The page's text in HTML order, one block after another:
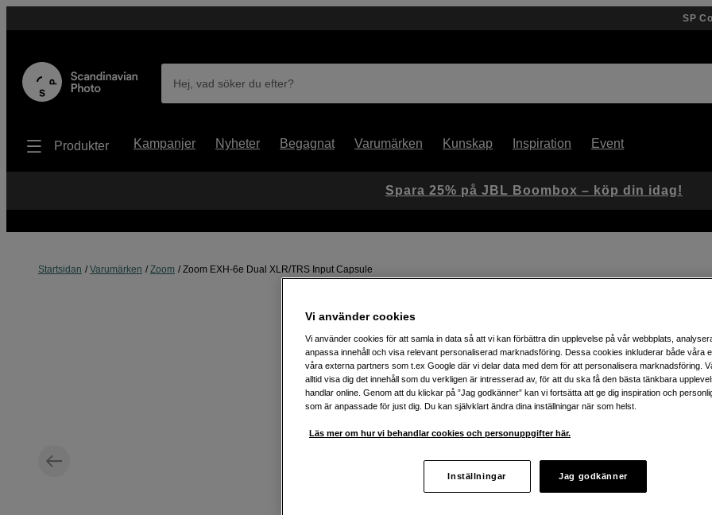
SP
Hej, vad söker du efter?
Produkter Kampanjer Nyheter Begagnat Varumärken Kunskap Inspiration Event
Startsidan Varumärken Zoom Zoom EXH-6e Dual XLR/TRS Input Capsule
Zoom EXH-6e Dual XLR/TRS Input Capsule
Utöka din Zoom H6 essential
flera ingångar
Webblager:Finns i lager
Butikslager: Visa butik
Spara 25% på JBL Boombox – köp din idag!
Vi använder cookies
Vi använder cookies för att samla in data så att vi kan förbättra din upplevelse på vår webbplats,
anpassa innehåll och visa relevant personaliserad marknadsföring. Dessa cookies inkluderar både våra
våra externa partners som t.ex Google där vi delar data med dem för att personalisera marknadsföring.
alltid visa dig det innehåll som du verkligen är intresserad av, för att du ska få den bästa tänkbara
handlar online. Genom att du klickar på ”Jag godkänner” kan vi fortsätta att ge dig inspiration och
som är anpassade för just dig. Du kan självklart ändra dina inställningar när som helst.
Läs mer om hur vi behandlar cookies och personuppgifter här.
Inställningar Jag godkänner